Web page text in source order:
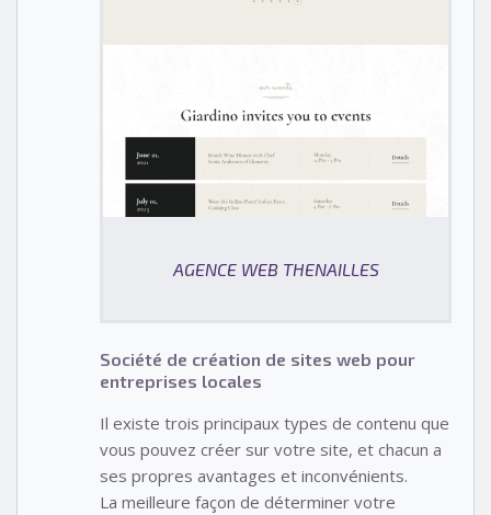
AGENCE WEB THENAILLES
Société de création de sites web pour
entreprises locales
Il existe trois principaux types de contenu que
vous pouvez créer sur votre site, et chacun a
ses propres avantages et inconvénients.
La meilleure façon de déterminer votre